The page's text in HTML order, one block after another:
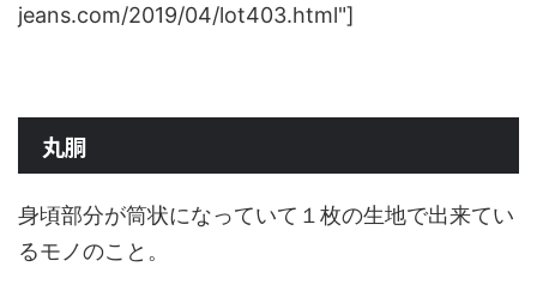
jeans.com/2019/04/lot403.html"]
丸胴
身頃部分が筒状になっていて１枚の生地で出来てい
るモノのこと。